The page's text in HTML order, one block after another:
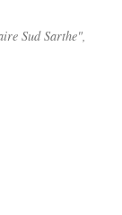
Sud Sarthe",